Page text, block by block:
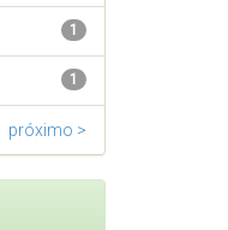
1
1
próximo >